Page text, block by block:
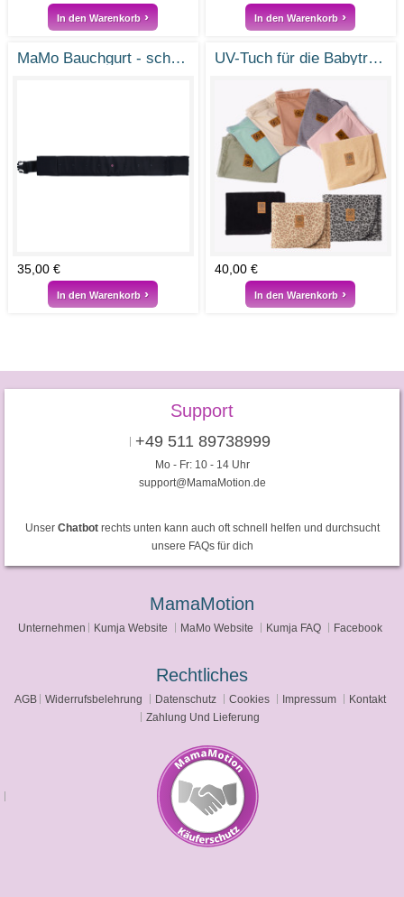
In den Warenkorb In den Warenkorb
MaMo Bauchgurt - schwarz
35,00 €
In den Warenkorb
UV-Tuch für die Babytrage – Cloby UV-Decke UPF50+
40,00 €
In den Warenkorb
Support
+49 511 89738999
Mo - Fr: 10 - 14 Uhr
support@MamaMotion.de
Unser Chatbotrechts unten kann auch oft schnell helfen und durchsucht
unsere FAQs für dich
MamaMotion
Unternehmen Kumja Website MaMo Website Kumja FAQ Facebook
Rechtliches
AGB Widerrufsbelehrung Datenschutz Cookies Impressum
Kontakt
Zahlung Und Lieferung